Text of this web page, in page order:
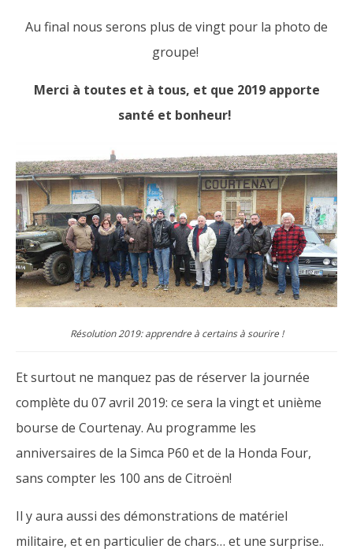
Au final nous serons plus de vingt pour la photo de
groupe!
Merci à toutes et à tous, et que 2019 apporte
santé et bonheur!
Résolution 2019: apprendre à certains à sourire !
Et surtout ne manquez pas de réserver la journée
complète du 07 avril 2019: ce sera la vingt et unième
bourse de Courtenay. Au programme les
anniversaires de la Simca P60 et de la Honda Four,
sans compter les 100 ans de Citroën!
Il y aura aussi des démonstrations de matériel
militaire, et en particulier de chars… et une surprise..